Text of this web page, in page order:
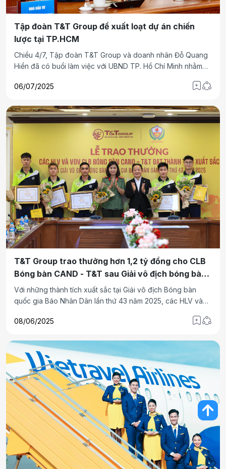
Tập đoàn T&T Group đề xuất loạt dự án chiến
lược tại TP.HCM
Chiều 4/7, Tập đoàn T&T Group và doanh nhân Đỗ Quang
Hiển đã có buổi làm việc với UBND TP. Hồ Chí Minh nhằm
vực then chốt thúc đẩy phát triển kinh tế - xã hội của thành
06/07/2025
T&T Group trao thưởng hơn 1,2 tỷ đồng cho CLB
Bóng bàn CAND - T&T sau Giải vô địch bóng bàn
quốc gia 2025
Với những thành tích xuất sắc tại Giải vô địch Bóng bàn
quốc gia Báo Nhân Dân lần thứ 43 năm 2025, các HLV và
T&T Group vinh danh và trao thưởng với tổng số tiền lên tới
08/06/2025